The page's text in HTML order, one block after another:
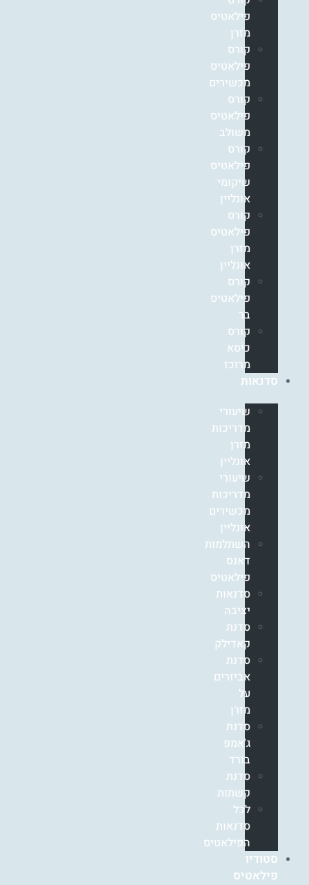
פילאטיס
מזרן
קורס
פילאטיס
מכשירים
קורס
פילאטיס
משולב
קורס
פילאטיס
שיקומי
אונליין
קורס
פילאטיס
מזרן
אונליין
קורס
פילאטיס
בר
קורס
כיסא
מרוכז
סדנאות
שיעורי
מדריכות
מזרן
אונליין
שיעורי
מדריכות
מכשירים
אונליין
השתלמות
דאנס
פילאטיס
סדנאות
יציבה
סדנת
קאדילק
סדנת
אביזרים
על
מזרן
סדנת
ג'אמפ
בורד
סדנת
קשתות
לכל
סדנאות
הפילאטיס
סטודיו
פילאטיס